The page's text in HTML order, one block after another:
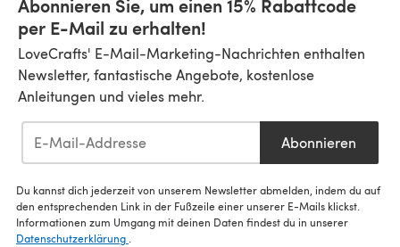
Abonnieren Sie, um einen 15% Rabattcode
per E-Mail zu erhalten!
LoveCrafts' E-Mail-Marketing-Nachrichten enthalten
Newsletter, fantastische Angebote, kostenlose
Anleitungen und vieles mehr.
Abonnieren
Du kannst dich jederzeit von unserem Newsletter abmelden, indem du auf
den entsprechenden Link in der Fußzeile einer unserer E-Mails klickst.
Informationen zum Umgang mit deinen Daten findest du in unserer
Datenschutzerklärung